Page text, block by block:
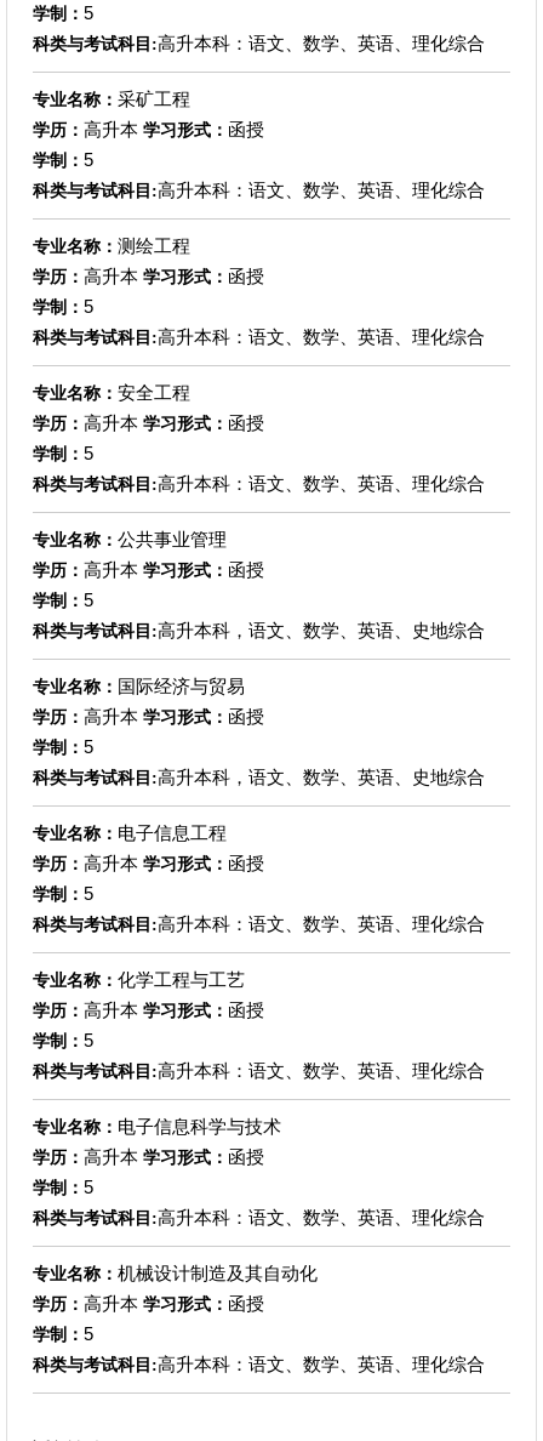
学制： 5
科类与考试科目:高升本科：语文、数学、英语、理化综合
专业名称： 采矿工程
学历： 高升本 学习形式： 函授
学制： 5
科类与考试科目:高升本科：语文、数学、英语、理化综合
专业名称： 测绘工程
学历： 高升本 学习形式： 函授
学制： 5
科类与考试科目:高升本科：语文、数学、英语、理化综合
专业名称： 安全工程
学历： 高升本 学习形式： 函授
学制： 5
科类与考试科目:高升本科：语文、数学、英语、理化综合
专业名称： 公共事业管理
学历： 高升本 学习形式： 函授
学制： 5
科类与考试科目:高升本科，语文、数学、英语、史地综合
专业名称： 国际经济与贸易
学历： 高升本 学习形式： 函授
学制： 5
科类与考试科目:高升本科，语文、数学、英语、史地综合
专业名称： 电子信息工程
学历： 高升本 学习形式： 函授
学制： 5
科类与考试科目:高升本科：语文、数学、英语、理化综合
专业名称： 化学工程与工艺
学历： 高升本 学习形式： 函授
学制： 5
科类与考试科目:高升本科：语文、数学、英语、理化综合
专业名称： 电子信息科学与技术
学历： 高升本 学习形式： 函授
学制： 5
科类与考试科目:高升本科：语文、数学、英语、理化综合
专业名称： 机械设计制造及其自动化
学历： 高升本 学习形式： 函授
学制： 5
科类与考试科目:高升本科：语文、数学、英语、理化综合